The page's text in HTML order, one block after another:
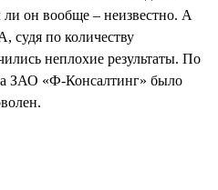
ли он вообще – неизвестно. А
по количеству
неплохие результаты. По
ЗАО «Ф-Консалтинг» было